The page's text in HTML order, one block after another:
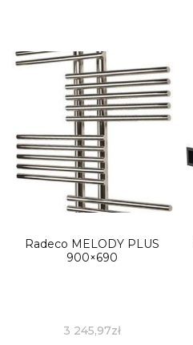
Radeco MELODY PLUS
900×690
3 245,97zł